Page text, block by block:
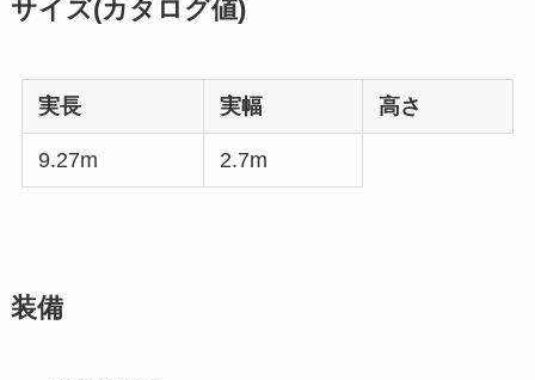
サイズ(カタログ値)
実長 実幅 高さ
9.27m 2.7m
装備